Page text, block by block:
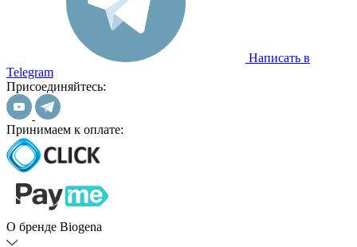
Написать в
Telegram
Присоединяйтесь:
Принимаем к оплате:
О бренде Biogena